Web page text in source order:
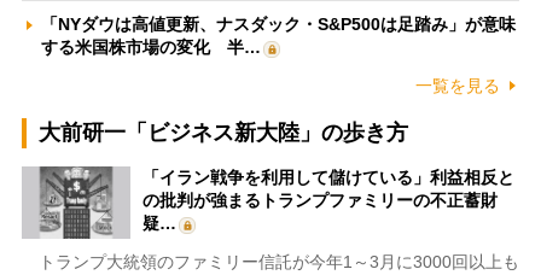
「NYダウは高値更新、ナスダック・S&P500は足踏み」が意味
する米国株市場の変化 半…
一覧を見る
大前研一「ビジネス新大陸」の歩き方
「イラン戦争を利用して儲けている」利益相反と
の批判が強まるトランプファミリーの不正蓄財
疑…
トランプ大統領のファミリー信託が今年1～3月に3000回以上も